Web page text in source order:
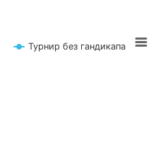
Турнир без гандикапа